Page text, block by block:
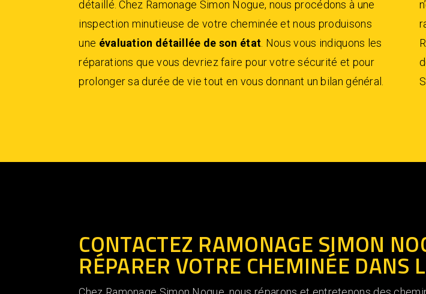
détaillé. Chez Ramonage Simon Nogue, nous procédons à une
inspection minutieuse de votre cheminée et nous produisons
une évaluation détaillée de son état . Nous vous indiquons les
réparations que vous devriez faire pour votre sécurité et pour
prolonger sa durée de vie tout en vous donnant un bilan général.
CONTACTEZ RAMONAGE SIMON
RÉPARER VOTRE CHEMINÉE